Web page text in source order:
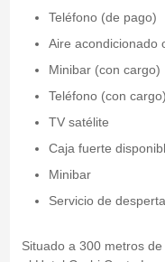
Teléfono (de pago)
Aire acondicionado
Minibar (con cargo)
Teléfono (con cargo)
TV satélite
Caja fuerte
Minibar
Servicio de
Situado a 300 metros